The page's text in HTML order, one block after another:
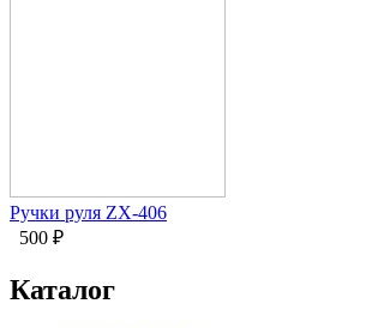
Ручки руля ZX-406
500 ₽
Каталог